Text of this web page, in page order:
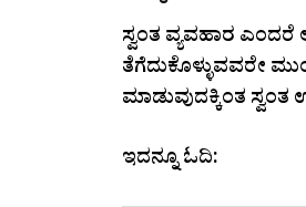
ಸ್ವಂತ ವ್ಯವಹಾರ ಎಂದರೆ
ತೆಗೆದುಕೊಳ್ಳುವವರೇ
ಮಾಡುವುದಕ್ಕಿಂತ ಸ್ವಂತ
ಇದನ್ನೂ ಓದಿ: